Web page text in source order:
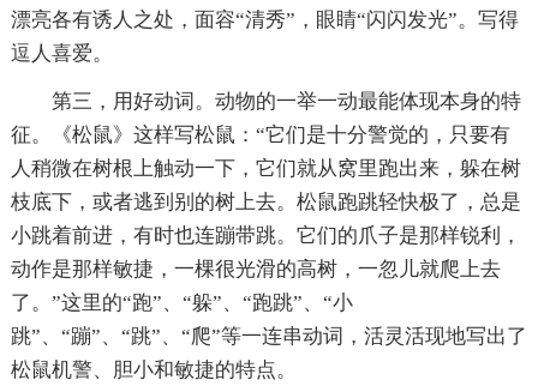
漂亮各有诱人之处，面容“清秀”，眼睛“闪闪发光”。写得
逗人喜爱。
第三，用好动词。动物的一举一动最能体现本身的特
征。《松鼠》这样写松鼠：“它们是十分警觉的，只要有
人稍微在树根上触动一下，它们就从窝里跑出来，躲在树
枝底下，或者逃到别的树上去。松鼠跑跳轻快极了，总是
小跳着前进，有时也连蹦带跳。它们的爪子是那样锐利，
动作是那样敏捷，一棵很光滑的高树，一忽儿就爬上去
了。”这里的“跑”、“躲”、“跑跳”、“小
跳”、“蹦”、“跳”、“爬”等一连串动词，活灵活现地写出了
松鼠机警、胆小和敏捷的特点。